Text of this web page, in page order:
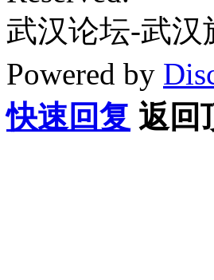
武汉论坛-武
Powered by
快速回复 返回